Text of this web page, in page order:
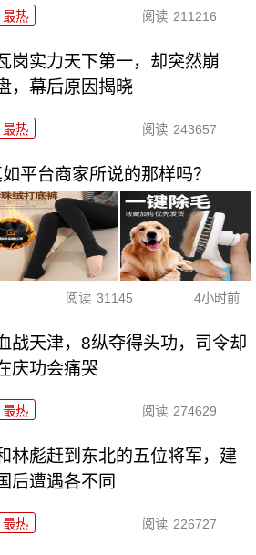
最热 阅读 211216
岗实力天下第一，却突然崩
，幕后原因揭晓
最热 阅读 243657
平台商家所说的那样吗？
阅读 31145 4小时前
战天津，8纵夺得头功，司令却
庆功会痛哭
最热 阅读 274629
林彪赶到东北的五位将军，建
后遭遇各不同
最热 阅读 226727